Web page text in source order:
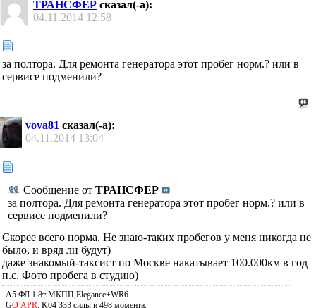
ТРАНСФЕР сказал(-а):
04.11.2014 12:58
за полтора. Для ремонта генератора этот пробег норм.? или в
сервисе подменили?
vova81 сказал(-а):
04.11.2014 13:04
Сообщение от ТРАНСФЕР
за полтора. Для ремонта генератора этот пробег норм.? или в
сервисе подменили?
Скорее всего норма. Не знаю-таких пробегов у меня никогда не
было, и вряд ли будут)
даже знакомый-таксист по Москве накатывает 100.000км в год
п.с. Фото пробега в студию)
A5 ФЛ 1.8т МКПП,Elegance+WR6.
GО APR. K04 333 силы и 498 момента.